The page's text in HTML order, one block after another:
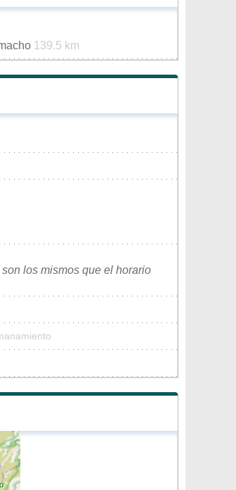
139.5 km
los mismos que el horario